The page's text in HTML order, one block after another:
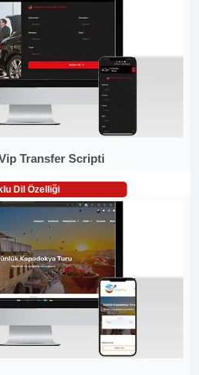
Transfer Scripti
Dil Özelliği